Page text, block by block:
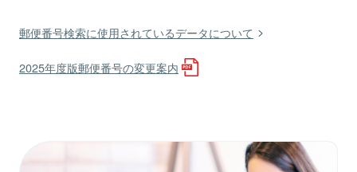
郵便番号検索に使用されているデータについて
2025年度版郵便番号の変更案内